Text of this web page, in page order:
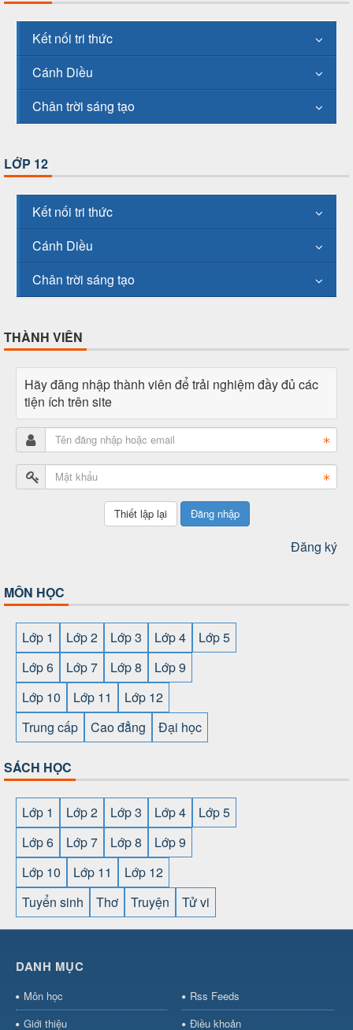
Kết nối tri thức
Cánh Diều
Chân trời sáng tạo
LỚP 12
Kết nối tri thức
Cánh Diều
Chân trời sáng tạo
THÀNH VIÊN
Hãy đăng nhập thành viên để trải nghiệm đầy đủ các
tiện ích trên site
Đăng nhập
Đăng ký
MÔN HỌC
Lớp 1 Lớp 2 Lớp 3 Lớp 4
Lớp 5
Lớp 6
Lớp 7 Lớp 8
Lớp 9
Lớp 10
Lớp 11
Lớp 12
Trung cấp
Cao đẳng Đại học
SÁCH HỌC
Lớp 1 Lớp 2 Lớp 3 Lớp 4
Lớp 5
Lớp 6
Lớp 7 Lớp 8
Lớp 9
Lớp 10
Lớp 11
Lớp 12
Tuyển sinh
Thơ Truyện Tử vi
cái OPEN88⇔
⇔https://gameb52a.club/ https://new88.biz/
bài⇔bóng đá trực tiếp⇔fly88
select⇔https://xocdiaonline.ae ⇔https://cm88.dad/
DANH MỤC
Môn học
Rss Feeds
Giới thiệu
Điều khoản